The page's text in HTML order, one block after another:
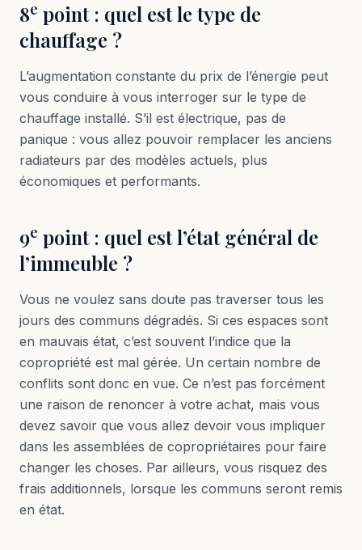
8e point : quel est le type de
chauffage ?
L’augmentation constante du prix de l’énergie peut
vous conduire à vous interroger sur le type de
chauffage installé. S’il est électrique, pas de
panique : vous allez pouvoir remplacer les anciens
radiateurs par des modèles actuels, plus
économiques et performants.
9e point : quel est l’état général de
l’immeuble ?
Vous ne voulez sans doute pas traverser tous les
jours des communs dégradés. Si ces espaces sont
en mauvais état, c’est souvent l’indice que la
copropriété est mal gérée. Un certain nombre de
conflits sont donc en vue. Ce n’est pas forcément
une raison de renoncer à votre achat, mais vous
devez savoir que vous allez devoir vous impliquer
dans les assemblées de copropriétaires pour faire
changer les choses. Par ailleurs, vous risquez des
frais additionnels, lorsque les communs seront remis
en état.